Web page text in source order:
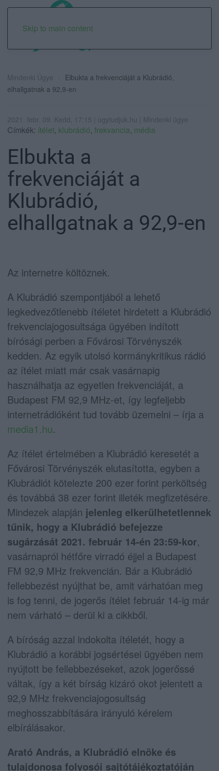
Skip to main content
Mindenki Ügye
Elbukta a frekvenciáját a Klubrádió,
elhallgatnak a 92,9-en
2021. febr. 09. Kedd, 17:15 | ugytudjuk.hu | Mindenki ügye
Címkék: ítélet, klubrádió, frekvancia, média
Elbukta a
frekvenciáját a
Klubrádió,
elhallgatnak a 92,9-en
Az internetre költöznek.
A Klubrádió szempontjából a lehető
legkedvezőtlenebb ítéletet hirdetett a Klubrádió
frekvenciajogosultsága ügyében indított
bírósági perben a Fővárosi Törvényszék
kedden. Az egyik utolsó kormánykritikus rádió
az ítélet miatt már csak vasárnapig
használhatja az egyetlen frekvenciáját, a
Budapest FM 92,9 MHz-et, így legfeljebb
internetrádióként tud tovább üzemelni – írja a
media1.hu.
Az ítélet értelmében a Klubrádió keresetét a
Fővárosi Törvényszék elutasította, egyben a
Klubrádiót kötelezte 200 ezer forint perköltség
és továbbá 38 ezer forint illeték megfizetésére.
Mindezek alapján jelenleg elkerülhetetlennek
tűnik, hogy a Klubrádió befejezze
sugárzását 2021. február 14-én 23:59-kor,
vasárnapról hétfőre virradó éjjel a Budapest
FM 92,9 MHz frekvencián. Bár a Klubrádió
fellebbezést nyújthat be, amit várhatóan meg
is fog tenni, de jogerős ítélet február 14-ig már
nem várható – derül ki a cikkből.
A bíróság azzal indokolta ítéletét, hogy a
Klubrádió a korábbi jogsértései ügyében nem
nyújtott be fellebbezéseket, azok jogerőssé
váltak, így a két bírság kizáró okot jelentett a
92,9 MHz frekvenciajogosultság
meghosszabbítására irányuló kérelem
elbírálásakor.
Arató András, a Klubrádió elnöke és
tulajdonosa folyosói sajtótájékoztatóján